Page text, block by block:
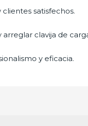
satisfechos.
arreglar clavija de
y eficacia.